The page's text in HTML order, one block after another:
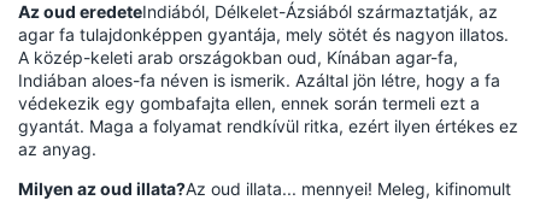
Az oud eredeteIndiából, Délkelet-Ázsiából származtatják, az
agar fa tulajdonképpen gyantája, mely sötét és nagyon illatos.
A közép-keleti arab országokban oud, Kínában agar-fa,
Indiában aloes-fa néven is ismerik. Azáltal jön létre, hogy a fa
védekezik egy gombafajta ellen, ennek során termeli ezt a
gyantát. Maga a folyamat rendkívül ritka, ezért ilyen értékes ez
az anyag.
Milyen az oud illata?Az oud illata... mennyei! Meleg, kifinomult